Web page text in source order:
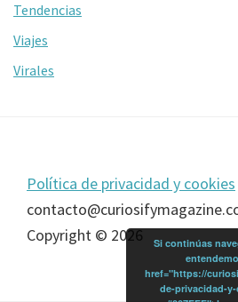
Tendencias
Viajes
Virales
Footer
Política de privacidad y cookies
Copyright © 2026
Si continúas
href="https://
de-privacidad-